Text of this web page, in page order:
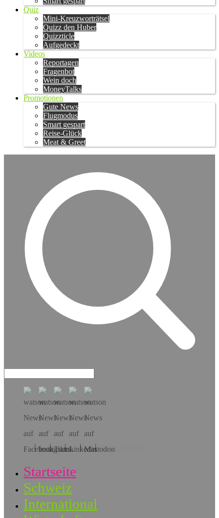
Quiz
Mini-Kreuzworträtsel
Quizz den Huber
Quizzticle
Aufgedeckt
Videos
Reportagen
Fragenbot
Wein doch
MoneyTalks
Promotionen
Gute News
Flugmodus
Smart gespart
Reise-Glück
Meat & Greet
Hol dir die App!
Startseite
Schweiz
International